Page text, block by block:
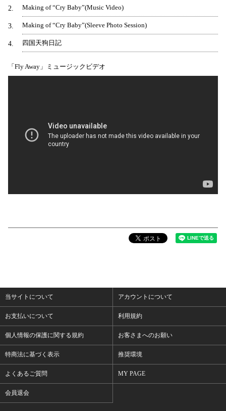
2 Making of “Cry Baby”(Music Video)
3 Making of “Cry Baby”(Sleeve Photo Session)
4 四国天狗日記
「Fly Away」ミュージックビデオ
当サイトについて アカウントについて
お支払いについて 利用規約
個人情報の保護に関する規約 お客さまへのお願い
特商法に基づく表示 推奨環境
よくあるご質問 MY PAGE
会員退会